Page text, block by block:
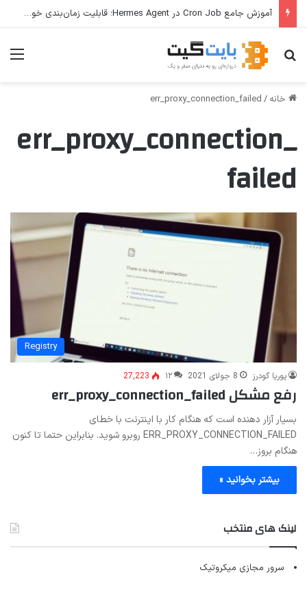
آموزش جامع Cron Job در Hermes Agent؛ قابلیت زمان‌بندی خودکار وظایف
جستجو برای
خانه /
err_proxy_connection_failed
err_proxy_connection_
failed
Registry
پوریا گودرز 8 جولای 2021 ۱۲ 27,223
رفع مشکل err_proxy_connection_failed
بسیار آزار دهنده است که هنگام کار با اینترنت با خطای
ERR_PROXY_CONNECTION_FAILED روبرو شوید. بنابراین حتما تا کنون
هنگام بروز…
بیشتر بخوانید »
لینک های منتخب
سرور مجازی میکروتیک